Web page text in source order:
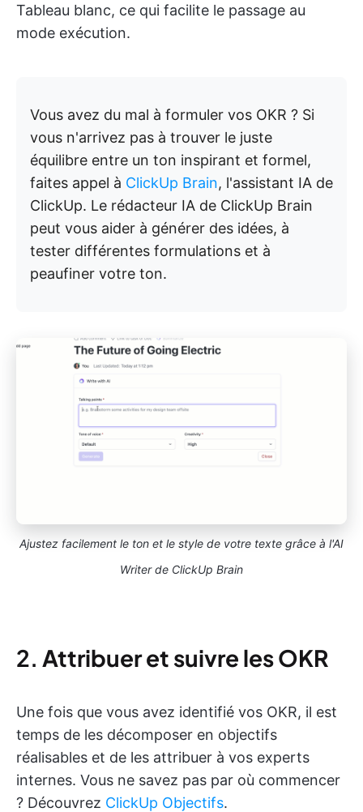
Tableau blanc, ce qui facilite le passage au
mode exécution.
Vous avez du mal à formuler vos OKR ? Si
vous n'arrivez pas à trouver le juste
équilibre entre un ton inspirant et formel,
faites appel à ClickUp Brain, l'assistant IA de
ClickUp. Le rédacteur IA de ClickUp Brain
peut vous aider à générer des idées, à
tester différentes formulations et à
peaufiner votre ton.
Ajustez facilement le ton et le style de votre texte grâce à l'AI
Writer de ClickUp Brain
2. Attribuer et suivre les OKR
Une fois que vous avez identifié vos OKR, il est
temps de les décomposer en objectifs
réalisables et de les attribuer à vos experts
internes. Vous ne savez pas par où commencer
? Découvrez ClickUp Objectifs.